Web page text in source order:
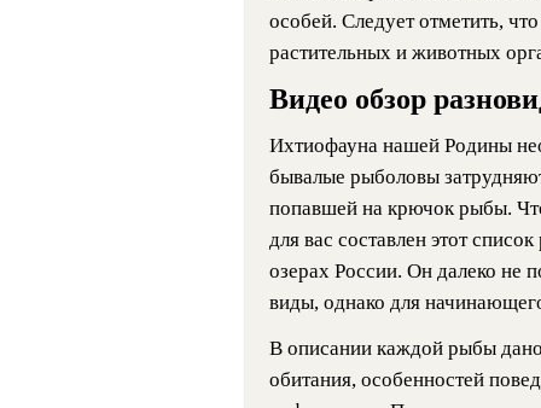
особей. Следует отметить,
растительных и животных
Видео обзор
Ихтиофауна нашей Родины
бывалые рыболовы
попавшей на крючок рыбы.
для вас составлен этот
озерах России. Он далеко не
виды, однако для
В описании каждой рыбы
обитания, особенностей